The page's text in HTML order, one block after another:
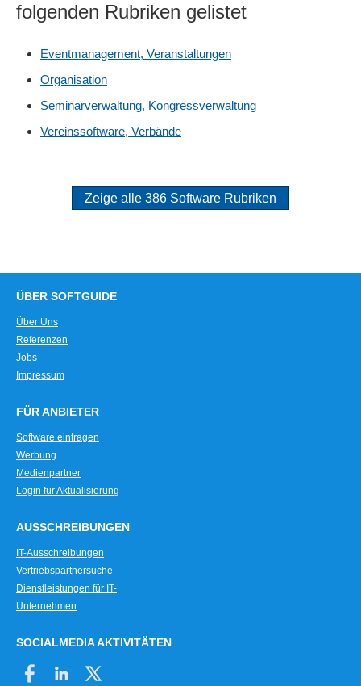
folgenden Rubriken gelistet
Eventmanagement, Veranstaltungen
Organisation
Seminarverwaltung, Kongressverwaltung
Vereinssoftware, Verbände
Zeige alle 386 Software Rubriken
ÜBER SOFTGUIDE
Über Uns
Referenzen
Jobs
Impressum
FÜR ANBIETER
Software eintragen
Werbung
Medienpartner
Login für Aktualisierung
AUSSCHREIBUNGEN
IT-Ausschreibungen
Vertriebspartnersuche
Dienstleistungen für IT-
Unternehmen
SOCIALMEDIA AKTIVITÄTEN